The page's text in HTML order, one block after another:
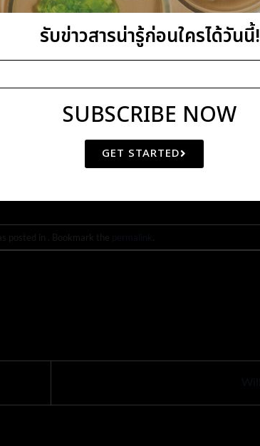
posted in . Bookmark the
รับข่าวสารน่ารู้ก่อนใครได้วันนี้!
SUBSCRIBE NOW
GET STARTED